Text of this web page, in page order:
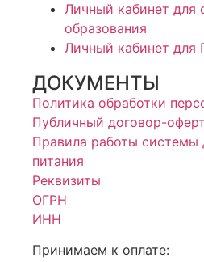
Личный кабинет для
образования
Личный кабинет для
ДОКУМЕНТЫ
Политика обработки
Публичный договор-
Правила работы системы
питания
Реквизиты
ОГРН
ИНН
Принимаем к оплате: